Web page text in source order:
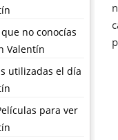
no conocías
Valentín
utilizadas el día
para ver